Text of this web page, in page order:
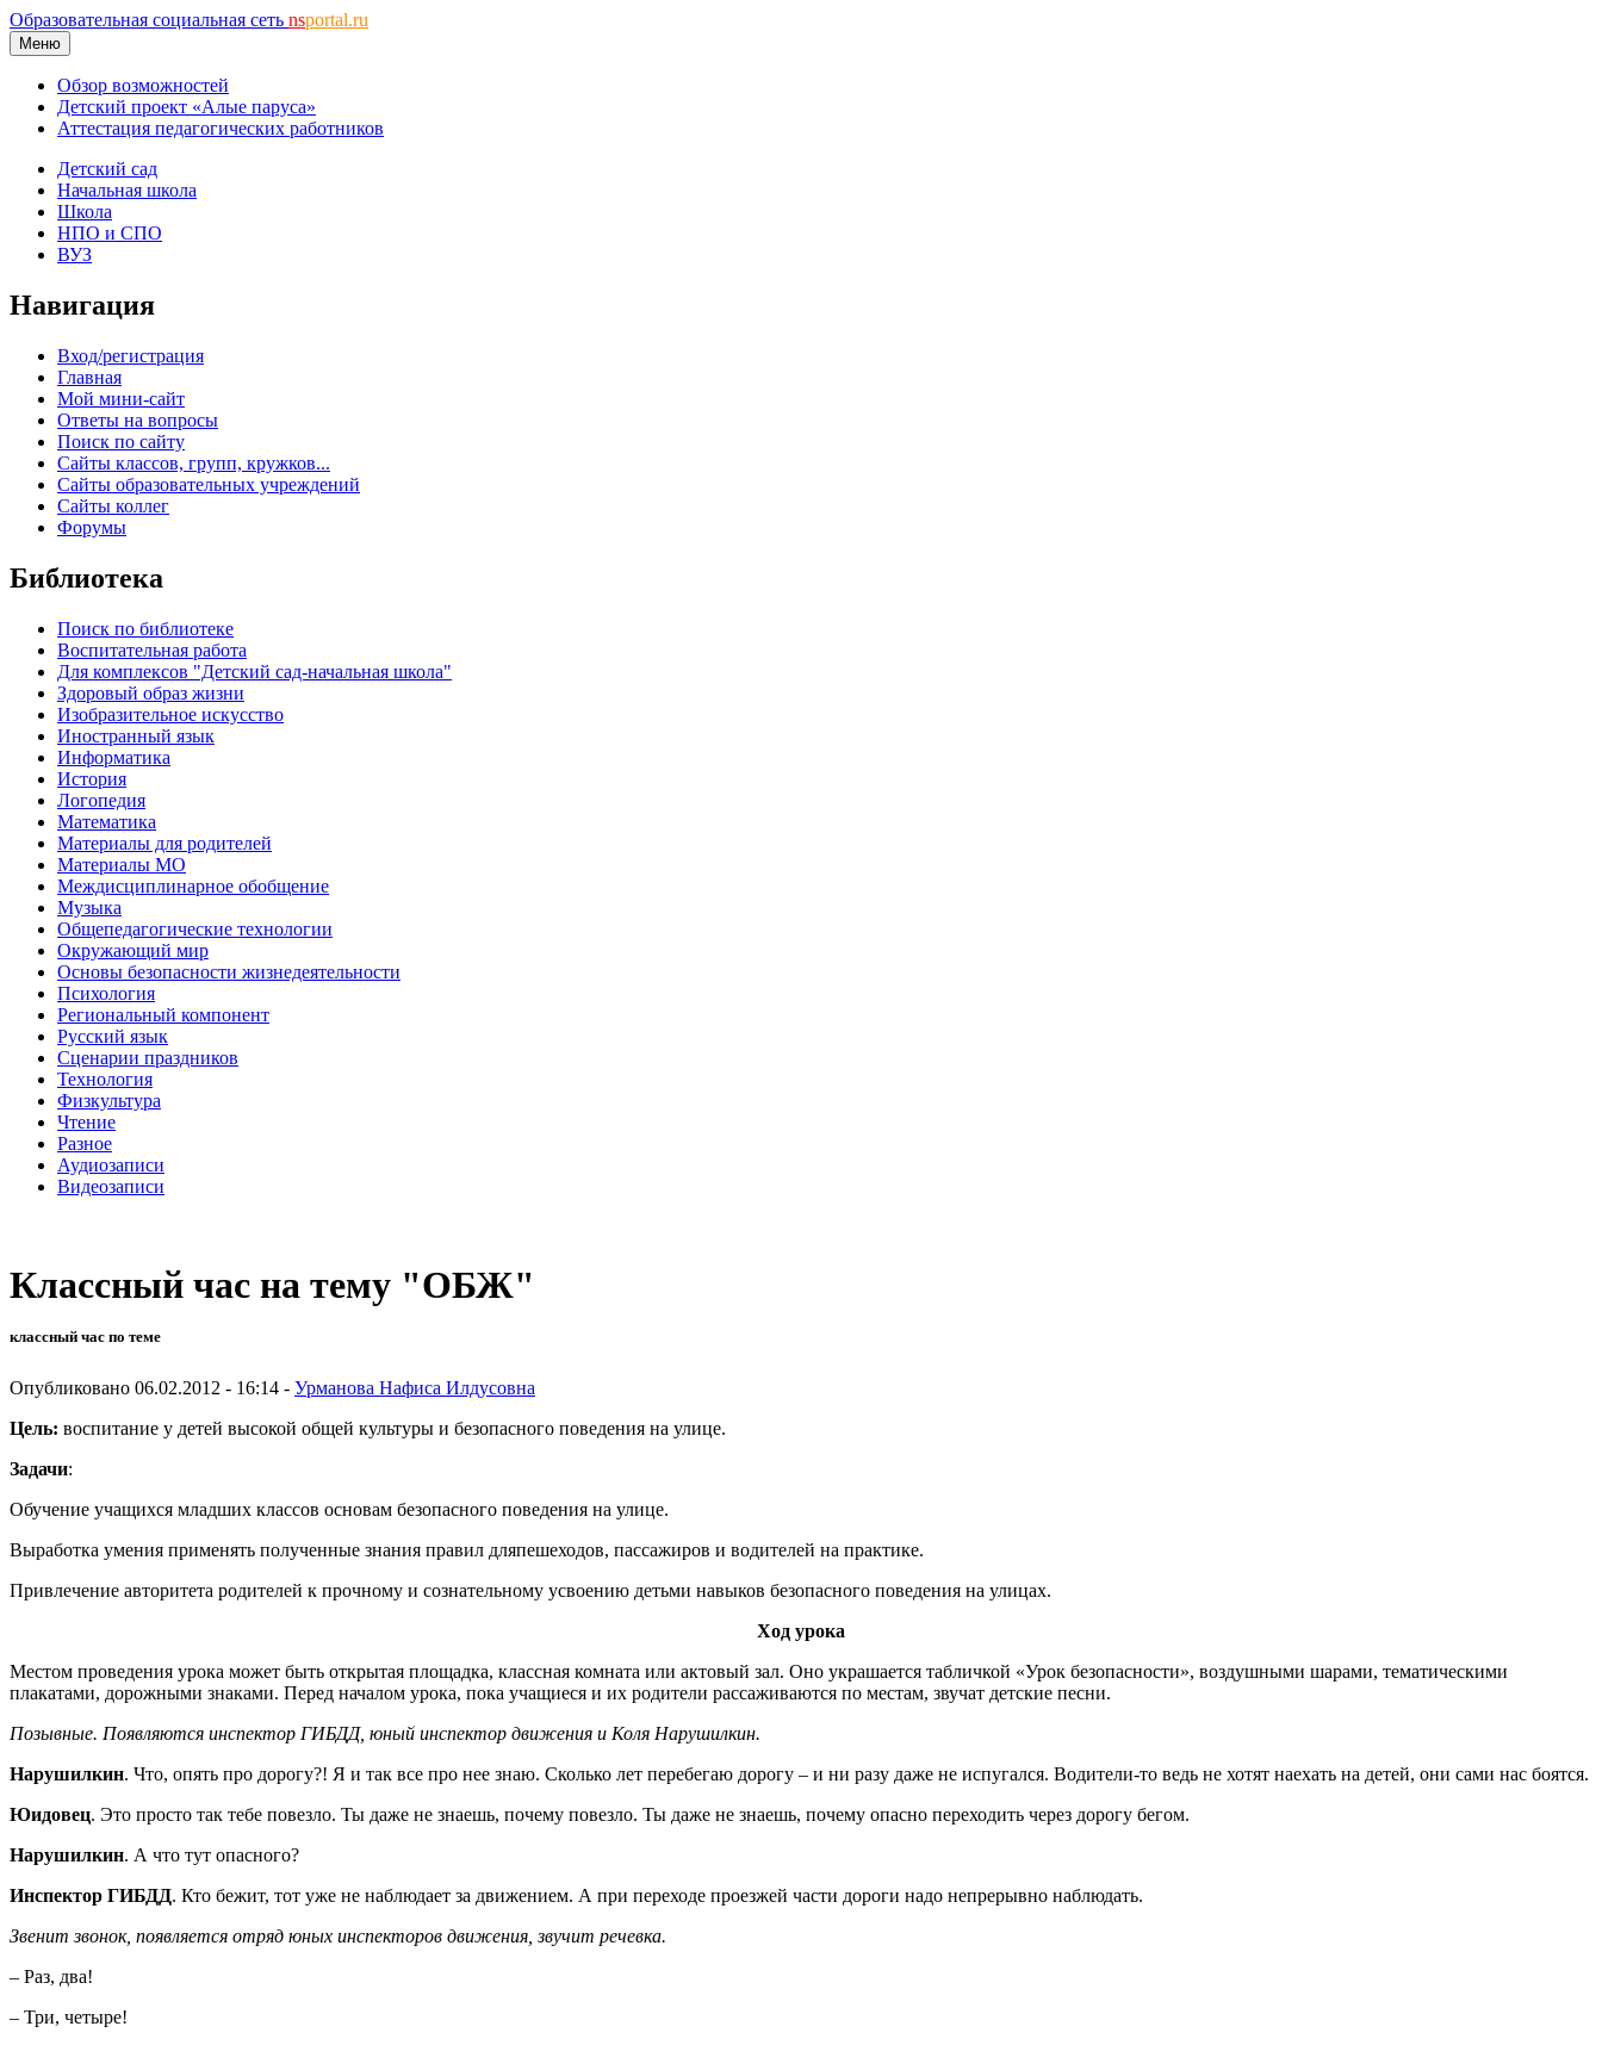
Образовательная социальная сеть nsportal.ru
Меню
Обзор возможностей
Детский проект «Алые паруса»
Аттестация педагогических работников
Детский сад
Начальная школа
Школа
НПО и СПО
ВУЗ
Навигация
Вход/регистрация
Главная
Мой мини-сайт
Ответы на вопросы
Поиск по сайту
Сайты классов, групп, кружков...
Сайты образовательных учреждений
Сайты коллег
Форумы
Библиотека
Поиск по библиотеке
Воспитательная работа
Для комплексов "Детский сад-начальная школа"
Здоровый образ жизни
Изобразительное искусство
Иностранный язык
Информатика
История
Логопедия
Математика
Материалы для родителей
Материалы МО
Междисциплинарное обобщение
Музыка
Общепедагогические технологии
Окружающий мир
Основы безопасности жизнедеятельности
Психология
Региональный компонент
Русский язык
Сценарии праздников
Технология
Физкультура
Чтение
Разное
Аудиозаписи
Видеозаписи
Классный час на тему "ОБЖ"
классный час по теме
Опубликовано 06.02.2012 - 16:14 - Урманова Нафиса Илдусовна
Цель: воспитание у детей высокой общей культуры и безопасного поведения на улице.
Задачи:
Обучение учащихся младших классов основам безопасного поведения на улице.
Выработка умения применять полученные знания правил дляпешеходов, пассажиров и водителей на практике.
Привлечение авторитета родителей к прочному и сознательному усвоению детьми навыков безопасного поведения на улицах.
Ход урока
Местом проведения урока может быть открытая площадка, классная комната или актовый зал. Оно украшается табличкой «Урок безопасности», воздушными шарами, тематическими
плакатами, дорожными знаками. Перед началом урока, пока учащиеся и их родители рассаживаются по местам, звучат детские песни.
Позывные. Появляются инспектор ГИБДД, юный инспектор движения и Коля Нарушилкин.
Нарушилкин. Что, опять про дорогу?! Я и так все про нее знаю. Сколько лет перебегаю дорогу – и ни разу даже не испугался. Водители-то ведь не хотят наехать на детей, они сами нас боятся.
Юидовец. Это просто так тебе повезло. Ты даже не знаешь, почему повезло. Ты даже не знаешь, почему опасно переходить через дорогу бегом.
Нарушилкин. А что тут опасного?
Инспектор ГИБДД. Кто бежит, тот уже не наблюдает за движением. А при переходе проезжей части дороги надо непрерывно наблюдать.
Звенит звонок, появляется отряд юных инспекторов движения, звучит речевка.
– Раз, два!
– Три, четыре!